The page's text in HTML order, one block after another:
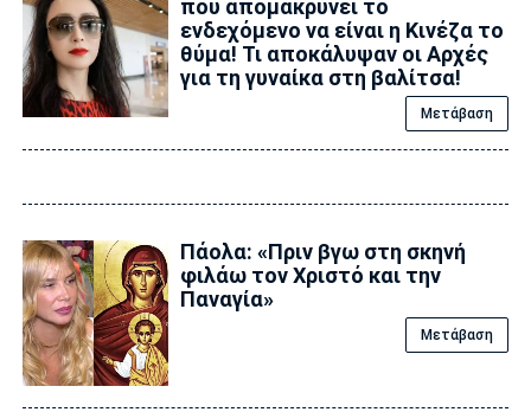
που απομακρύνει το
ενδεχόμενο να είναι η Κινέζα το
θύμα! Τι αποκάλυψαν οι Αρχές
για τη γυναίκα στη βαλίτσα!
Μετάβαση
Πάολα: «Πριν βγω στη σκηνή
φιλάω τον Χριστό και την
Παναγία»
Μετάβαση